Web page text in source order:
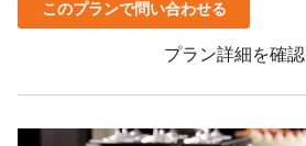
このプランで問い合わせる
プラン詳細を確認